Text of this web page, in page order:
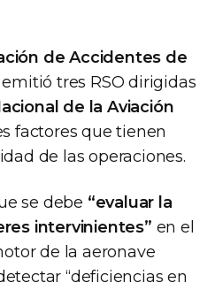
de Accidentes de
emitió tres RSO dirigidas
de la Aviación
factores que tienen
de las operaciones.
se debe “evaluar la
intervinientes” en el
de la aeronave
“deficiencias en